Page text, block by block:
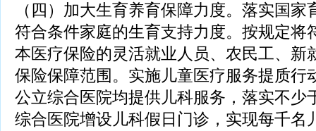
（四）加大生育养育保障力度。落实国
符合条件家庭的生育支持力度。按规定将
本医疗保险的灵活就业人员、农民工、新
保险保障范围。实施儿童医疗服务提质行
公立综合医院均提供儿科服务，落实不少
综合医院增设儿科假日门诊，实现每千名